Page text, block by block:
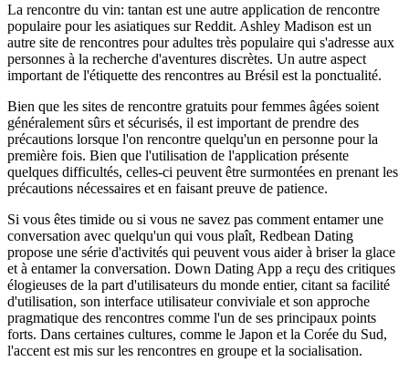
La rencontre du vin: tantan est une autre application de rencontre
populaire pour les asiatiques sur Reddit. Ashley Madison est un
autre site de rencontres pour adultes très populaire qui s'adresse aux
personnes à la recherche d'aventures discrètes. Un autre aspect
important de l'étiquette des rencontres au Brésil est la ponctualité.
Bien que les sites de rencontre gratuits pour femmes âgées soient
généralement sûrs et sécurisés, il est important de prendre des
précautions lorsque l'on rencontre quelqu'un en personne pour la
première fois. Bien que l'utilisation de l'application présente
quelques difficultés, celles-ci peuvent être surmontées en prenant les
précautions nécessaires et en faisant preuve de patience.
Si vous êtes timide ou si vous ne savez pas comment entamer une
conversation avec quelqu'un qui vous plaît, Redbean Dating
propose une série d'activités qui peuvent vous aider à briser la glace
et à entamer la conversation. Down Dating App a reçu des critiques
élogieuses de la part d'utilisateurs du monde entier, citant sa facilité
d'utilisation, son interface utilisateur conviviale et son approche
pragmatique des rencontres comme l'un de ses principaux points
forts. Dans certaines cultures, comme le Japon et la Corée du Sud,
l'accent est mis sur les rencontres en groupe et la socialisation.